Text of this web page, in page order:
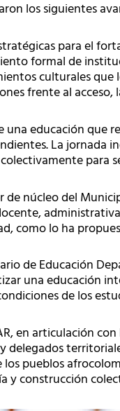
los siguientes
para el
formal de
culturales
frente al acceso,
una educación que
La jornada
para
núcleo del
como lo ha
de Educación
una educación
de los
en articulación
delegados
pueblos
y construcción